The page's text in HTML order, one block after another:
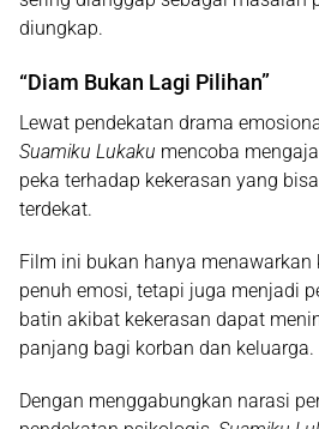
diungkap.
“Diam Bukan Lagi Pilihan”
Lewat pendekatan drama
Suamiku Lukaku mencoba
peka terhadap kekerasan yang
terdekat.
Film ini bukan hanya
penuh emosi, tetapi juga menjadi
batin akibat kekerasan dapat
panjang bagi korban dan keluarga.
Dengan menggabungkan narasi